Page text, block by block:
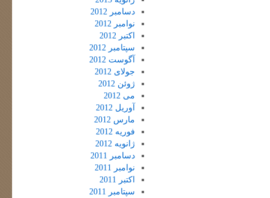
دسامبر 2012
نوامبر 2012
اکتبر 2012
سپتامبر 2012
آگوست 2012
جولای 2012
ژوئن 2012
می 2012
آوریل 2012
مارس 2012
فوریه 2012
ژانویه 2012
دسامبر 2011
نوامبر 2011
اکتبر 2011
سپتامبر 2011